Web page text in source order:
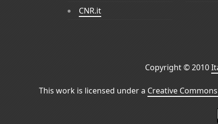
CNR.it
Copyright © 2010
This work is licensed under a Creative